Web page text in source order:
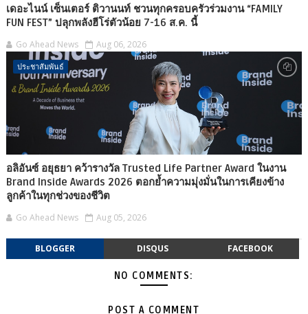
เดอะไนน์ เซ็นเตอร์ ติวานนท์ ชวนทุกครอบครัวร่วมงาน “FAMILY
FUN FEST” ปลุกพลังฮีโร่ตัวน้อย 7-16 ส.ค. นี้
Go Ahead News Aug 06, 2026
ประชาสัมพันธ์
อลิอันซ์ อยุธยา คว้ารางวัล Trusted Life Partner Award ในงาน
Brand Inside Awards 2026 ตอกย้ำความมุ่งมั่นในการเคียงข้าง
ลูกค้าในทุกช่วงของชีวิต
Go Ahead News Aug 05, 2026
BLOGGER DISQUS FACEBOOK
NO COMMENTS:
POST A COMMENT